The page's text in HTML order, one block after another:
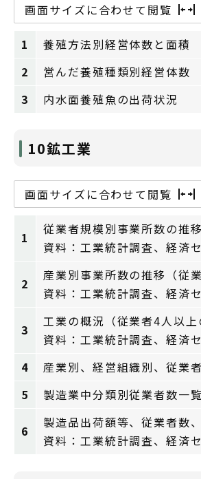
画面サイズに合わせて閲覧
1
養殖方法別経営体数と面
2
営んだ養殖種類別経営体
3
内水面養殖魚の出荷状況
10鉱工業
画面サイズに合わせて閲覧
1
従業者規模別事業所数の推
資料：工業統計調査、経済
2
産業別事業所数の推移（従
資料：工業統計調査、経済
3
工業の概況（従業者4人以上
資料：工業統計調査、経済
4
産業別、経営組織別、従
5
製造業中分類別従業者数
6
製造品出荷額等、従業者数
資料：工業統計調査、経済